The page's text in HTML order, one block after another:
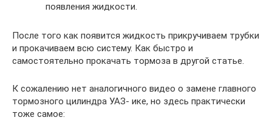
появления жидкости.
После того как появится жидкость прикручиваем трубки
и прокачиваем всю систему. Как быстро и
самостоятельно прокачать тормоза в другой статье.
К сожалению нет аналогичного видео о замене главного
тормозного цилиндра УАЗ- ике, но здесь практически
тоже самое: